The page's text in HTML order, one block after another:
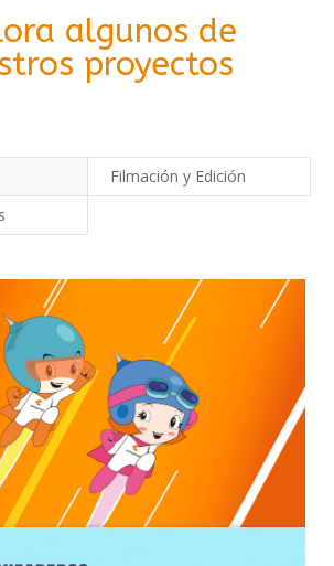
algunos de
proyectos
Filmación y Edición